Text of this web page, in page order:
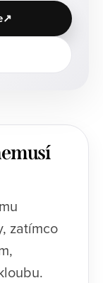
zatímco